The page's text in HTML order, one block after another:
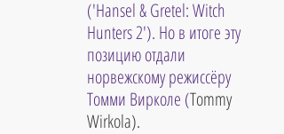
('Hansel & Gretel: Witch
Hunters 2'). Но в итоге эту
позицию отдали
норвежскому режиссёру
Томми Вирколе (Tommy
Wirkola).